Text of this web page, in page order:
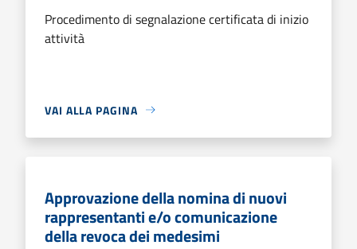
Procedimento di segnalazione certificata di inizio
attività
VAI ALLA PAGINA
Approvazione della nomina di nuovi
rappresentanti e/o comunicazione
della revoca dei medesimi